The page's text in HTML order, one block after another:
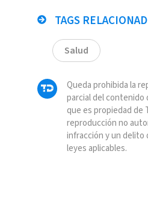
TAGS
Salud
Queda prohibida la
parcial del contenido
que es propiedad de
reproducción no
infracción y un delito
leyes aplicables.